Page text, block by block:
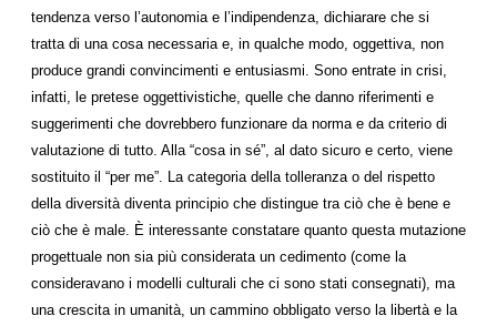
tendenza verso l’autonomia e l’indipendenza, dichiarare che si
tratta di una cosa necessaria e, in qualche modo, oggettiva, non
produce grandi convincimenti e entusiasmi. Sono entrate in crisi,
infatti, le pretese oggettivistiche, quelle che danno riferimenti e
suggerimenti che dovrebbero funzionare da norma e da criterio di
valutazione di tutto. Alla “cosa in sé”, al dato sicuro e certo, viene
sostituito il “per me”. La categoria della tolleranza o del rispetto
della diversità diventa principio che distingue tra ciò che è bene e
ciò che è male. È interessante constatare quanto questa mutazione
progettuale non sia più considerata un cedimento (come la
consideravano i modelli culturali che ci sono stati consegnati), ma
una crescita in umanità, un cammino obbligato verso la libertà e la